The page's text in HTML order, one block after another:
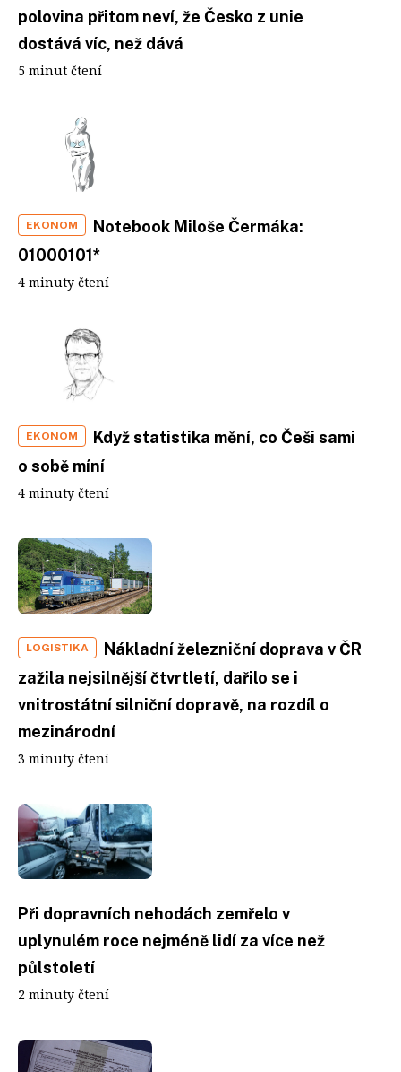
polovina přitom neví, že Česko z unie
dostává víc, než dává
5 minut čtení
EKONOM
Notebook Miloše Čermáka:
01000101*
4 minuty čtení
EKONOM
Když statistika mění, co Češi sami
o sobě míní
4 minuty čtení
LOGISTIKA
Nákladní železniční doprava v ČR
zažila nejsilnější čtvrtletí, dařilo se i
vnitrostátní silniční dopravě, na rozdíl o
mezinárodní
3 minuty čtení
Při dopravních nehodách zemřelo v
uplynulém roce nejméně lidí za více než
půlstoletí
2 minuty čtení